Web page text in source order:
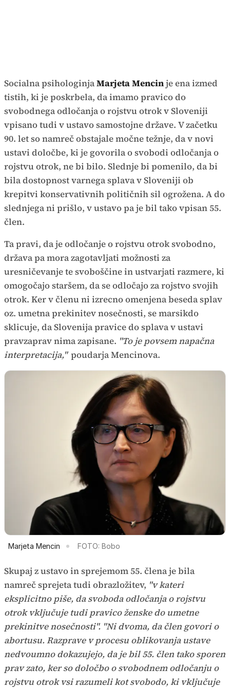
Socialna psihologinjaMarjeta Mencinje ena izmed
tistih, ki je poskrbela, da imamo pravico do
svobodnega odločanja o rojstvu otrok v Sloveniji
vpisano tudi v ustavo samostojne države. V začetku
90. let so namreč obstajale močne težnje, da v novi
ustavi določbe, ki je govorila o svobodi odločanja o
rojstvu otrok, ne bi bilo. Slednje bi pomenilo, da bi
bila dostopnost varnega splava v Sloveniji ob
krepitvi konservativnih političnih sil ogrožena. A do
slednjega ni prišlo, v ustavo pa je bil tako vpisan 55.
člen.
Ta pravi, da je odločanje o rojstvu otrok svobodno,
država pa mora zagotavljati možnosti za
uresničevanje te svoboščine in ustvarjati razmere, ki
omogočajo staršem, da se odločajo za rojstvo svojih
otrok. Ker v členu ni izrecno omenjena beseda splav
oz. umetna prekinitev nosečnosti, se marsikdo
sklicuje, da Slovenija pravice do splava v ustavi
pravzaprav nima zapisane. "To je povsem napačna
interpretacija," poudarja Mencinova.
Marjeta Mencin FOTO: Bobo
Skupaj z ustavo in sprejemom 55. člena je bila
namreč sprejeta tudi obrazložitev, "v kateri
eksplicitno piše, da svoboda odločanja o rojstvu
otrok vključuje tudi pravico ženske do umetne
prekinitve nosečnosti". "Ni dvoma, da člen govori o
abortusu. Razprave v procesu oblikovanja ustave
nedvoumno dokazujejo, da je bil 55. člen tako sporen
prav zato, ker so določbo o svobodnem odločanju o
rojstvu otrok vsi razumeli kot svobodo, ki vključuje